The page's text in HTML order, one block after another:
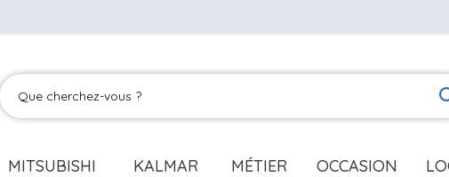
MITSUBISHI KALMAR MÉTIER OCCASION